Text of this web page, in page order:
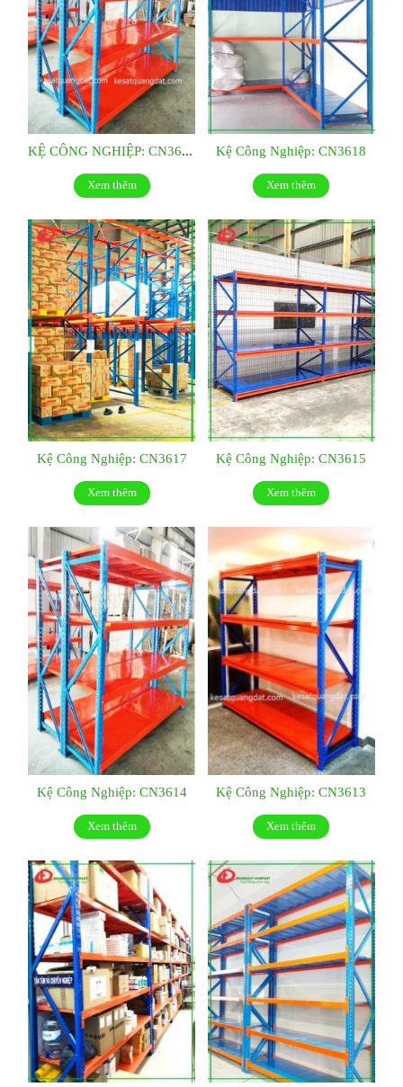
Xem thêm
Kệ Công Nghiệp: CN3618
Xem thêm
Kệ Công Nghiệp: CN3617
Xem thêm
Kệ Công Nghiệp: CN3615
Xem thêm
Kệ Công Nghiệp: CN3614
Xem thêm
Kệ Công Nghiệp: CN3613
Xem thêm